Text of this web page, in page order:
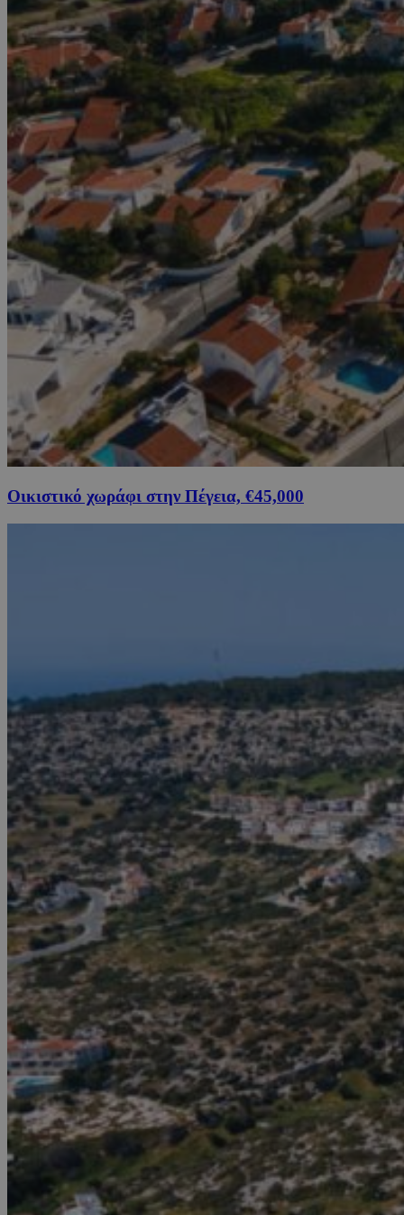
Οικιστικό χωράφι στην Πέγεια, €45,000